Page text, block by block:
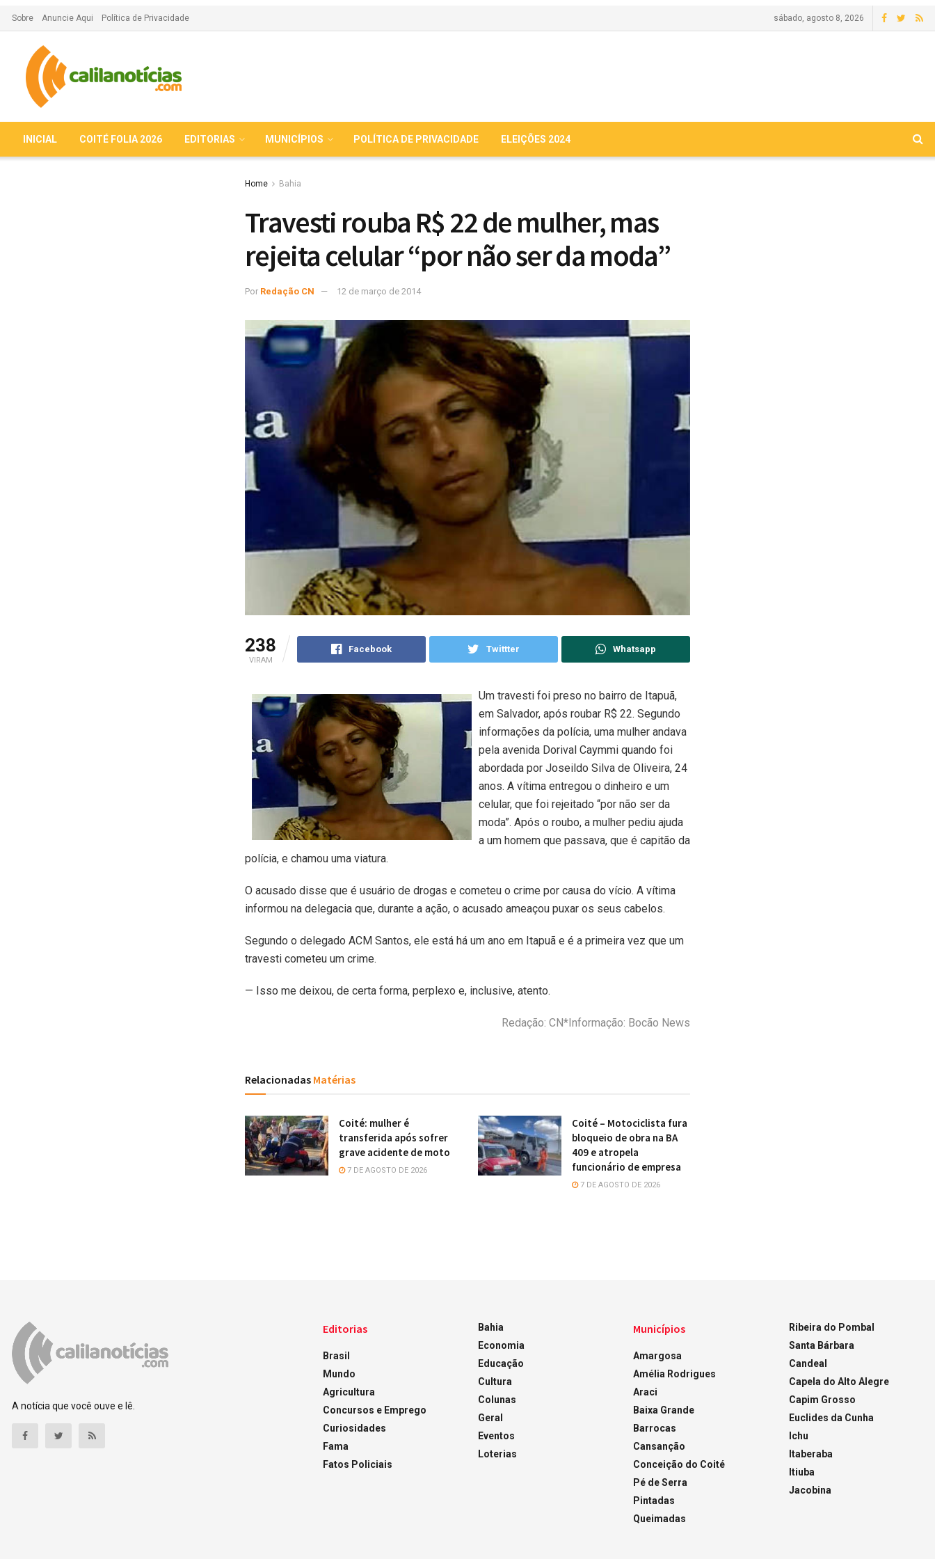
Sobre Anuncie Aqui Política de Privacidade sábado, agosto 8, 2026
INICIAL COITÉ FOLIA 2026 EDITORIAS MUNICÍPIOS POLÍTICA DE PRIVACIDADE ELEIÇÕES 2024
Home Bahia
Travesti rouba R$ 22 de mulher, mas
rejeita celular “por não ser da moda”
Por Redação CN 12 de março de 2014
238
VIRAM
Facebook Twittter Whatsapp
Um travesti foi preso no bairro de Itapuã,
em Salvador, após roubar R$ 22. Segundo
informações da polícia, uma mulher andava
pela avenida Dorival Caymmi quando foi
abordada por Joseildo Silva de Oliveira, 24
anos. A vítima entregou o dinheiro e um
celular, que foi rejeitado “por não ser da
moda”. Após o roubo, a mulher pediu ajuda
a um homem que passava, que é capitão da
polícia, e chamou uma viatura.
O acusado disse que é usuário de drogas e cometeu o crime por causa do vício. A vítima
informou na delegacia que, durante a ação, o acusado ameaçou puxar os seus cabelos.
Segundo o delegado ACM Santos, ele está há um ano em Itapuã e é a primeira vez que um
travesti cometeu um crime.
— Isso me deixou, de certa forma, perplexo e, inclusive, atento.
Redação: CN*Informação: Bocão News
Relacionadas Matérias
Coité: mulher é
transferida após sofrer
grave acidente de moto
7 DE AGOSTO DE 2026
Coité – Motociclista fura
bloqueio de obra na BA
409 e atropela
funcionário de empresa
7 DE AGOSTO DE 2026
A notícia que você ouve e lê.
Editorias
Brasil
Mundo
Agricultura
Concursos e Emprego
Curiosidades
Fama
Fatos Policiais
Bahia
Economia
Educação
Cultura
Colunas
Geral
Eventos
Loterias
Municípios
Amargosa
Amélia Rodrigues
Araci
Baixa Grande
Barrocas
Cansanção
Conceição do Coité
Pé de Serra
Pintadas
Queimadas
Ribeira do Pombal
Santa Bárbara
Candeal
Capela do Alto Alegre
Capim Grosso
Euclides da Cunha
Ichu
Itaberaba
Itiuba
Jacobina